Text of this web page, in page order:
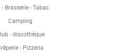
- Brasserie - Tabac
Camping
- discothèque
- Pizzeria